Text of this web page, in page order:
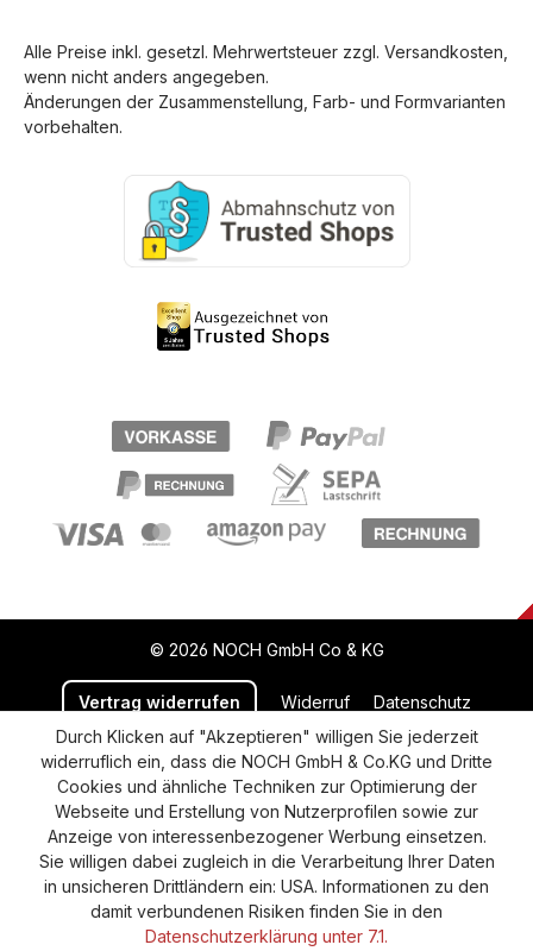
Alle Preise inkl. gesetzl. Mehrwertsteuer zzgl. Versandkosten
wenn nicht anders angegeben.
Änderungen der Zusammenstellung, Farb- und Formvarianten
vorbehalten.
© 2026 NOCH GmbH Co & KG
Vertrag widerrufen Widerruf Datenschutz
Versand und Zahlung AGB
Impressum
Cookie-Einstellungen
Barrierefreiheitserklärung
Durch Klicken auf "Akzeptieren" willigen Sie jederzeit
widerruflich ein, dass die NOCH GmbH & Co.KG und Dritte
Cookies und ähnliche Techniken zur Optimierung der
Webseite und Erstellung von Nutzerprofilen sowie zur
Anzeige von interessenbezogener Werbung einsetzen.
Sie willigen dabei zugleich in die Verarbeitung Ihrer Daten
in unsicheren Drittländern ein: USA. Informationen zu den
damit verbundenen Risiken finden Sie in den
Datenschutzerklärung unter 7.1.